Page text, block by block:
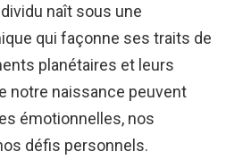
naît sous une
qui façonne ses traits de
planétaires et leurs
notre naissance peuvent
émotionnelles, nos
défis personnels.